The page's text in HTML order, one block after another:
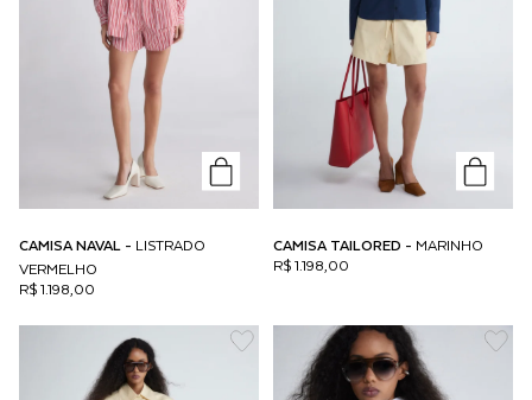
CAMISA NAVAL - LISTRADO
VERMELHO
R$ 1.198,00
CAMISA TAILORED - MARINHO
R$ 1.198,00